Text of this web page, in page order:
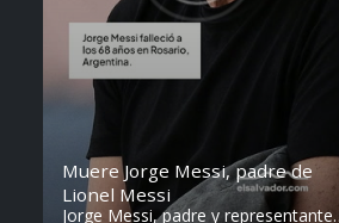
Muere Jorge Messi, padre de
Lionel Messi
Jorge Messi, padre y representante